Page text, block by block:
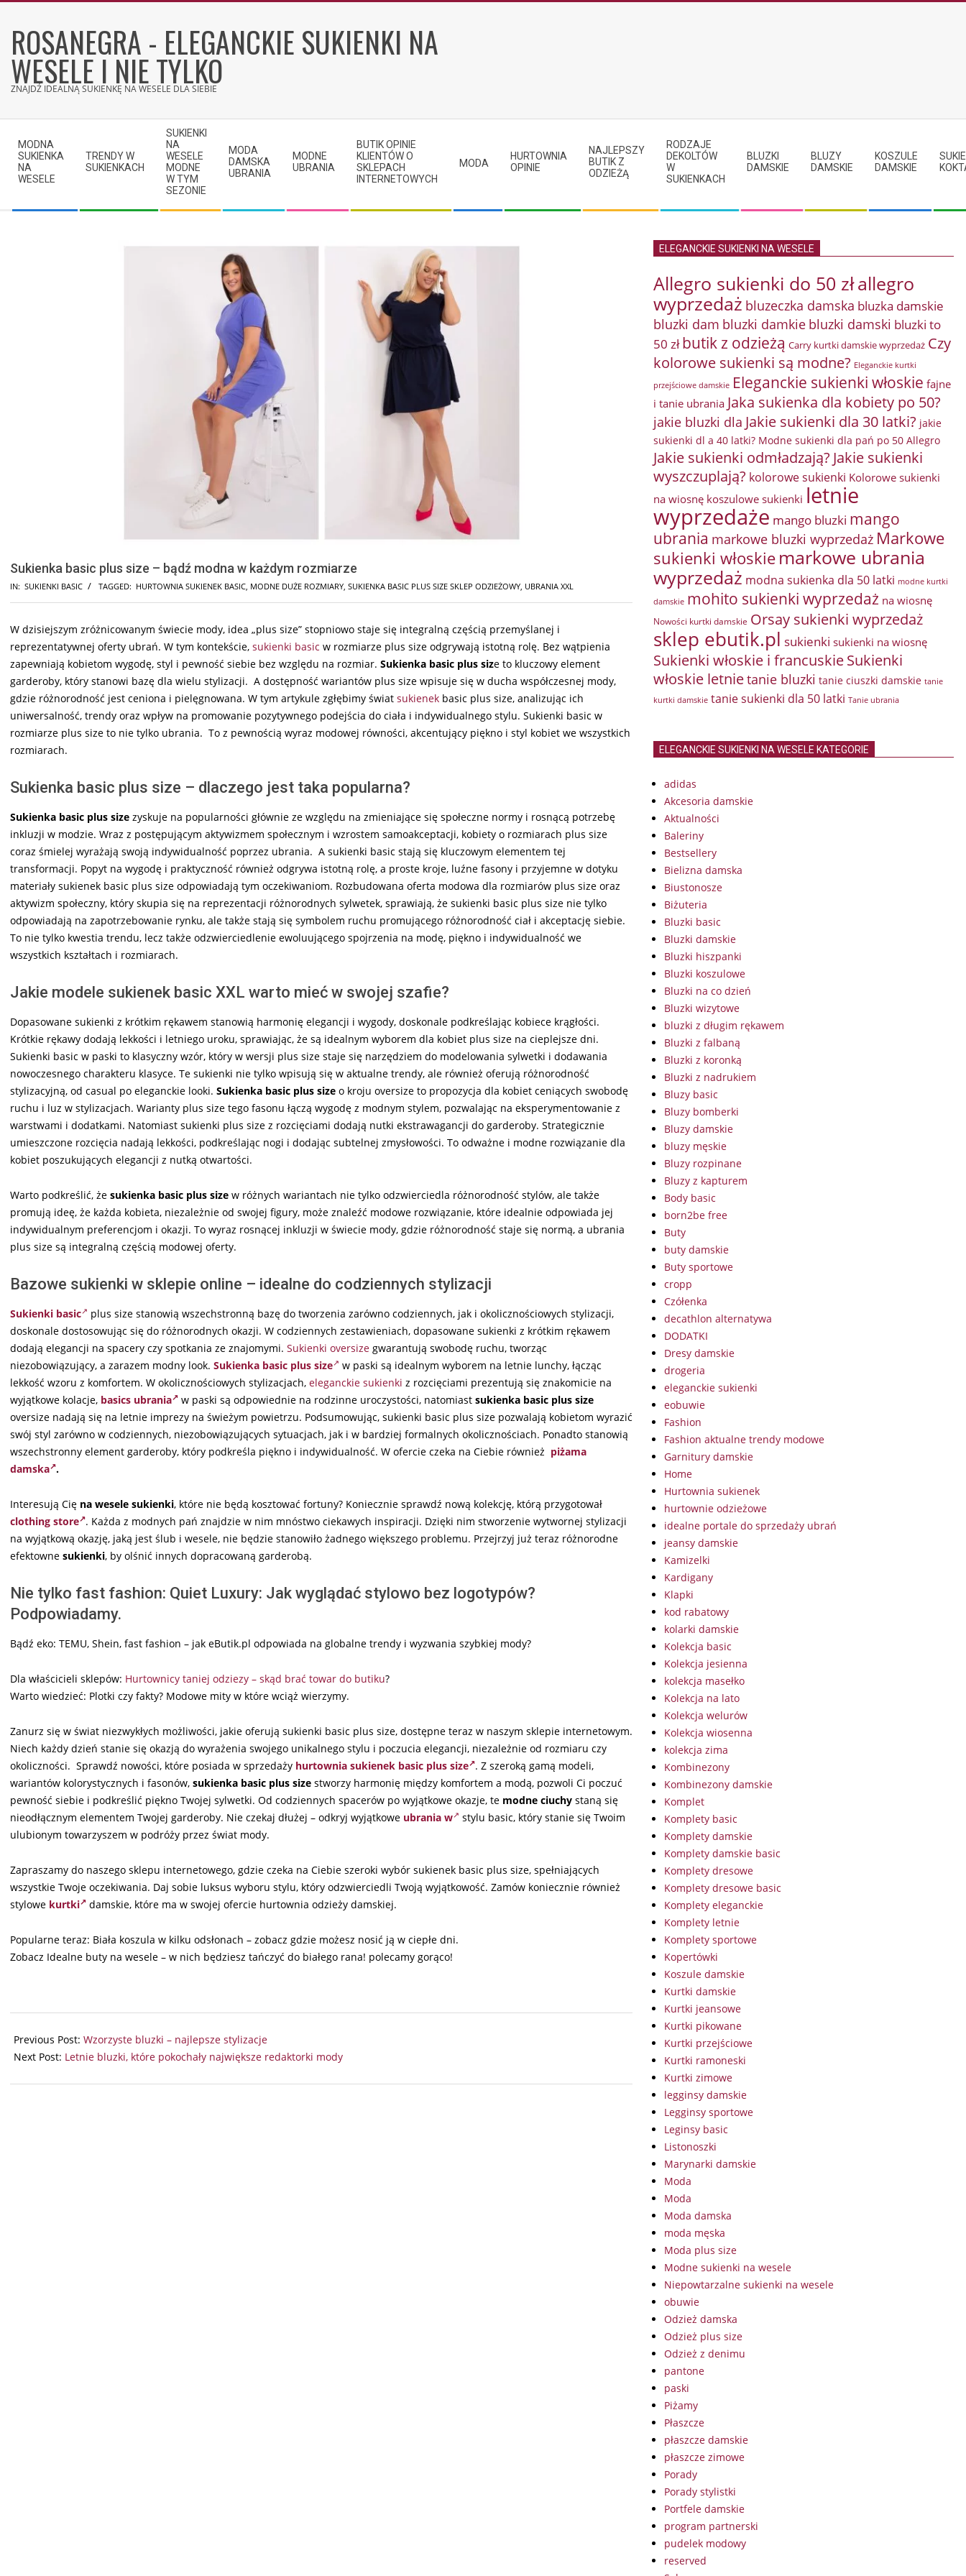
contentROSANEGRA - ELEGANCKIE SUKIENKI NA
WESELE I NIE TYLKO
ZNAJDŹ IDEALNĄ SUKIENKĘ NA WESELE DLA SIEBIE
Navigation
Menu
MODNA
SUKIENKA
NA
WESELE
TRENDY W
SUKIENKACH
SUKIENKI
NA
WESELE
MODNE
W TYM
SEZONIE
MODA
DAMSKA
UBRANIA
MODNE
UBRANIA
BUTIK OPINIE
KLIENTÓW O
SKLEPACH
INTERNETOWYCH
MODA
HURTOWNIA
OPINIE
NAJLEPSZY
BUTIK Z
ODZIEŻĄ
RODZAJE
DEKOLTÓW
W
SUKIENKACH
BLUZKI
DAMSKIE
BLUZY
DAMSKIE
KOSZULE
DAMSKIE
Sukienka basic plus size – bądź modna w każdym rozmiarze
IN: SUKIENKI BASIC TAGGED: HURTOWNIA SUKIENEK BASIC, MODNE DUŻE ROZMIARY, SUKIENKA BASIC PLUS SIZE SKLEP ODZIEŻOWY, UBRANIA XXL
W dzisiejszym zróżnicowanym świecie mody, idea „plus size” stopniowo staje się integralną częścią przemyślanej i
reprezentatywnej oferty ubrań. W tym kontekście, sukienki basic w rozmiarze plus size odgrywają istotną rolę. Bez wątpienia
zapewniają kobietom wygodę, styl i pewność siebie bez względu na rozmiar. Sukienka basic plus size to kluczowy element
garderoby, który stanowi bazę dla wielu stylizacji. A dostępność wariantów plus size wpisuje się w ducha współczesnej mody,
gdzie różnorodność jest ceniona i pielęgnowana. W tym artykule zgłębimy świat sukienek basic plus size, analizując ich
uniwersalność, trendy oraz wpływ na promowanie pozytywnego podejścia do ciała i indywidualnego stylu. Sukienki basic w
rozmiarze plus size to nie tylko ubrania. To z pewnością wyraz modowej równości, akcentujący piękno i styl kobiet we wszystkich
rozmiarach.
Sukienka basic plus size – dlaczego jest taka popularna?
Sukienka basic plus size zyskuje na popularności głównie ze względu na zmieniające się społeczne normy i rosnącą potrzebę
inkluzji w modzie. Wraz z postępującym aktywizmem społecznym i wzrostem samoakceptacji, kobiety o rozmiarach plus size
coraz śmielej wyrażają swoją indywidualność poprzez ubrania. A sukienki basic stają się kluczowym elementem tej
transformacji. Popyt na wygodę i praktyczność również odgrywa istotną rolę, a proste kroje, luźne fasony i przyjemne w dotyku
materiały sukienek basic plus size odpowiadają tym oczekiwaniom. Rozbudowana oferta modowa dla rozmiarów plus size oraz
aktywizm społeczny, który skupia się na reprezentacji różnorodnych sylwetek, sprawiają, że sukienki basic plus size nie tylko
odpowiadają na zapotrzebowanie rynku, ale także stają się symbolem ruchu promującego różnorodność ciał i akceptację siebie.
To nie tylko kwestia trendu, lecz także odzwierciedlenie ewoluującego spojrzenia na modę, piękno i indywidualność we
wszystkich kształtach i rozmiarach.
Jakie modele sukienek basic XXL warto mieć w swojej szafie?
Dopasowane sukienki z krótkim rękawem stanowią harmonię elegancji i wygody, doskonale podkreślając kobiece krągłości.
Krótkie rękawy dodają lekkości i letniego uroku, sprawiając, że są idealnym wyborem dla kobiet plus size na cieplejsze dni.
Sukienki basic w paski to klasyczny wzór, który w wersji plus size staje się narzędziem do modelowania sylwetki i dodawania
nowoczesnego charakteru klasyce. Te sukienki nie tylko wpisują się w aktualne trendy, ale również oferują różnorodność
stylizacyjną, od casual po eleganckie looki. Sukienka basic plus size o kroju oversize to propozycja dla kobiet ceniących swobodę
ruchu i luz w stylizacjach. Warianty plus size tego fasonu łączą wygodę z modnym stylem, pozwalając na eksperymentowanie z
warstwami i dodatkami. Natomiast sukienki plus size z rozcięciami dodają nutki ekstrawagancji do garderoby. Strategicznie
umieszczone rozcięcia nadają lekkości, podkreślając nogi i dodając subtelnej zmysłowości. To odważne i modne rozwiązanie dla
kobiet poszukujących elegancji z nutką otwartości.
Warto podkreślić, że sukienka basic plus size w różnych wariantach nie tylko odzwierciedla różnorodność stylów, ale także
promują ideę, że każda kobieta, niezależnie od swojej figury, może znaleźć modowe rozwiązanie, które idealnie odpowiada jej
indywidualnym preferencjom i okazji. To wyraz rosnącej inkluzji w świecie mody, gdzie różnorodność staje się normą, a ubrania
plus size są integralną częścią modowej oferty.
Bazowe sukienki w sklepie online – idealne do codziennych stylizacji
Sukienki basic
plus size stanowią wszechstronną bazę do tworzenia zarówno codziennych, jak i okolicznościowych stylizacji,
doskonale dostosowując się do różnorodnych okazji. W codziennych zestawieniach, dopasowane sukienki z krótkim rękawem
dodają elegancji na spacery czy spotkania ze znajomymi. Sukienki oversize gwarantują swobodę ruchu, tworząc
niezobowiązujący, a zarazem modny look. Sukienka basic plus size
w paski są idealnym wyborem na letnie lunchy, łącząc
lekkość wzoru z komfortem. W okolicznościowych stylizacjach, eleganckie sukienki z rozcięciami prezentują się znakomicie na
wyjątkowe kolacje, basics ubrania w paski są odpowiednie na rodzinne uroczystości, natomiast sukienka basic plus size
oversize nadają się na letnie imprezy na świeżym powietrzu. Podsumowując, sukienki basic plus size pozwalają kobietom wyrazić
swój styl zarówno w codziennych, niezobowiązujących sytuacjach, jak i w bardziej formalnych okolicznościach. Ponadto stanowią
wszechstronny element garderoby, który podkreśla piękno i indywidualność. W ofercie czeka na Ciebie również piżama
damska .
Interesują Cię na wesele sukienki, które nie będą kosztować fortuny? Koniecznie sprawdź nową kolekcję, którą przygotował
clothing store . Każda z modnych pań znajdzie w nim mnóstwo ciekawych inspiracji. Dzięki nim stworzenie wytwornej stylizacji
na wyjątkową okazję, jaką jest ślub i wesele, nie będzie stanowiło żadnego większego problemu. Przejrzyj już teraz różnorodne
efektowne sukienki, by olśnić innych dopracowaną garderobą.
Nie tylko fast fashion: Quiet Luxury: Jak wyglądać stylowo bez logotypów?
Podpowiadamy.
Bądź eko: TEMU, Shein, fast fashion – jak eButik.pl odpowiada na globalne trendy i wyzwania szybkiej mody?
Dla właścicieli sklepów: Hurtownicy taniej odziezy – skąd brać towar do butiku?
Warto wiedzieć: Plotki czy fakty? Modowe mity w które wciąż wierzymy.
Zanurz się w świat niezwykłych możliwości, jakie oferują sukienki basic plus size, dostępne teraz w naszym sklepie internetowym.
Niech każdy dzień stanie się okazją do wyrażenia swojego unikalnego stylu i poczucia elegancji, niezależnie od rozmiaru czy
okoliczności. Sprawdź nowości, które posiada w sprzedaży hurtownia sukienek basic plus size . Z szeroką gamą modeli,
wariantów kolorystycznych i fasonów, sukienka basic plus size stworzy harmonię między komfortem a modą, pozwoli Ci poczuć
pewność siebie i podkreślić piękno Twojej sylwetki. Od codziennych spacerów po wyjątkowe okazje, te modne ciuchy staną się
nieodłącznym elementem Twojej garderoby. Nie czekaj dłużej – odkryj wyjątkowe ubrania w
stylu basic, który stanie się Twoim
ulubionym towarzyszem w podróży przez świat mody.
Zapraszamy do naszego sklepu internetowego, gdzie czeka na Ciebie szeroki wybór sukienek basic plus size, spełniających
wszystkie Twoje oczekiwania. Daj sobie luksus wyboru stylu, który odzwierciedli Twoją wyjątkowość. Zamów koniecznie również
stylowe kurtki damskie, które ma w swojej ofercie hurtownia odzieży damskiej.
Popularne teraz: Biała koszula w kilku odsłonach – zobacz gdzie możesz nosić ją w ciepłe dni.
Zobacz Idealne buty na wesele – w nich będziesz tańczyć do białego rana! polecamy gorąco!
06-
27
Previous Post: Wzorzyste bluzki – najlepsze stylizacje
Next Post: Letnie bluzki, które pokochały największe redaktorki mody
ELEGANCKIE SUKIENKI NA WESELE
Allegro sukienki do 50 złallegro
wyprzedaż bluzeczka damska bluzka damskie
bluzki dam bluzki damkie bluzki damski bluzki to
50 zł butik z odzieżą Carry kurtki damskie wyprzedaż Czy
kolorowe sukienki są modne? Eleganckie kurtki
przejściowe damskie Eleganckie sukienki włoskie fajne
i tanie ubrania Jaka sukienka dla kobiety po 50?
jakie bluzki dla Jakie sukienki dla 30 latki? jakie
sukienki dl a 40 latki? Modne sukienki dla pań po 50 Allegro
Jakie sukienki odmładzają? Jakie sukienki
wyszczuplają? kolorowe sukienki Kolorowe sukienki
na wiosnę koszulowe sukienki letnie
wyprzedaże mango bluzki mango
ubrania markowe bluzki wyprzedaż Markowe
sukienki włoskie markowe ubrania
wyprzedaż modna sukienka dla 50 latki modne kurtki
damskie mohito sukienki wyprzedaż na wiosnę
Nowości kurtki damskie Orsay sukienki wyprzedaż
sklep ebutik.pl sukienki sukienki na wiosnę
Sukienki włoskie i francuskieSukienki
włoskie letnietanie bluzki tanie ciuszki damskie tanie
kurtki damskie tanie sukienki dla 50 latki Tanie ubrania
ELEGANCKIE SUKIENKI NA WESELE KATEGORIE
adidas
Akcesoria damskie
Aktualności
Baleriny
Bestsellery
Bielizna damska
Biustonosze
Biżuteria
Bluzki basic
Bluzki damskie
Bluzki hiszpanki
Bluzki koszulowe
Bluzki na co dzień
Bluzki wizytowe
bluzki z długim rękawem
Bluzki z falbaną
Bluzki z koronką
Bluzki z nadrukiem
Bluzy basic
Bluzy bomberki
Bluzy damskie
bluzy męskie
Bluzy rozpinane
Bluzy z kapturem
Body basic
born2be free
Buty
buty damskie
Buty sportowe
cropp
Czółenka
decathlon alternatywa
DODATKI
Dresy damskie
drogeria
eleganckie sukienki
eobuwie
Fashion
Fashion aktualne trendy modowe
Garnitury damskie
Home
Hurtownia sukienek
hurtownie odzieżowe
idealne portale do sprzedaży ubrań
jeansy damskie
Kamizelki
Kardigany
Klapki
kod rabatowy
kolarki damskie
Kolekcja basic
Kolekcja jesienna
kolekcja masełko
Kolekcja na lato
Kolekcja welurów
Kolekcja wiosenna
kolekcja zima
Kombinezony
Kombinezony damskie
Komplet
Komplety basic
Komplety damskie
Komplety damskie basic
Komplety dresowe
Komplety dresowe basic
Komplety eleganckie
Komplety letnie
Komplety sportowe
Kopertówki
Koszule damskie
Kurtki damskie
Kurtki jeansowe
Kurtki pikowane
Kurtki przejściowe
Kurtki ramoneski
Kurtki zimowe
legginsy damskie
Legginsy sportowe
Leginsy basic
Listonoszki
Marynarki damskie
Moda
Moda
Moda damska
moda męska
Moda plus size
Modne sukienki na wesele
Niepowtarzalne sukienki na wesele
obuwie
Odzież damska
Odzież plus size
Odzież z denimu
pantone
paski
Piżamy
Płaszcze
płaszcze damskie
płaszcze zimowe
Porady
Porady stylistki
Portfele damskie
program partnerski
pudelek modowy
reserved